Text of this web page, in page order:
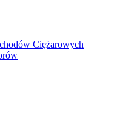
Ciężarowych